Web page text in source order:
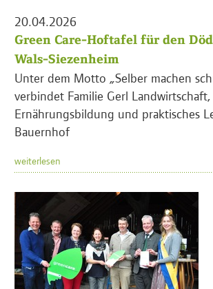
20.04.2026
Green Care-Hoftafel für den
Wals-Siezenheim
Unter dem Motto „Selber machen
verbindet Familie Gerl Landwirtschaft,
Ernährungsbildung und praktisches
Bauernhof
weiterlesen